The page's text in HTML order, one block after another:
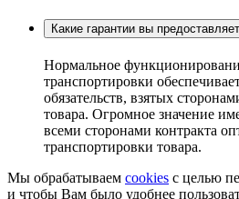
Какие гарантии вы
Нормальное
транспортировки
обязательств, взятых
товара. Огромное значение
всеми сторонами контракта
транспортировки товара.
Мы обрабатываем cookies с целью
и чтобы Вам было удобнее